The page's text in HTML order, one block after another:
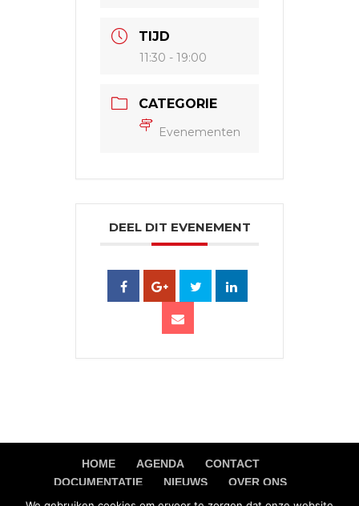
TIJD
11:30 - 19:00
CATEGORIE
Evenementen
DEEL DIT EVENEMENT
HOME AGENDA
CONTACT
DOCUMENTATIE
NIEUWS
OVER ONS
PRIVACY VERKLARING